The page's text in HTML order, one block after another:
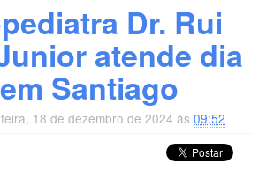
Dr. Rui
atende dia
Santiago
18 de dezembro de 2024 ás 09:52